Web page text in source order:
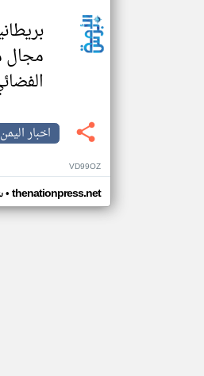
مجال
اخبار اليمن
VD99OZ
• thenationpress.net